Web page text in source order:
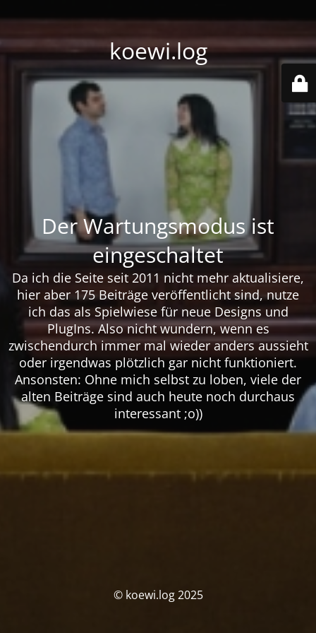
koewi.log
Der Wartungsmodus ist
eingeschaltet
Da ich die Seite seit 2011 nicht mehr aktualisiere,
hier aber 175 Beiträge veröffentlicht sind, nutze
ich das als Spielwiese für neue Designs und
PlugIns. Also nicht wundern, wenn es
zwischendurch immer mal wieder anders aussieht
oder irgendwas plötzlich gar nicht funktioniert.
Ansonsten: Ohne mich selbst zu loben, viele der
alten Beiträge sind auch heute noch durchaus
interessant ;o))
© koewi.log 2025